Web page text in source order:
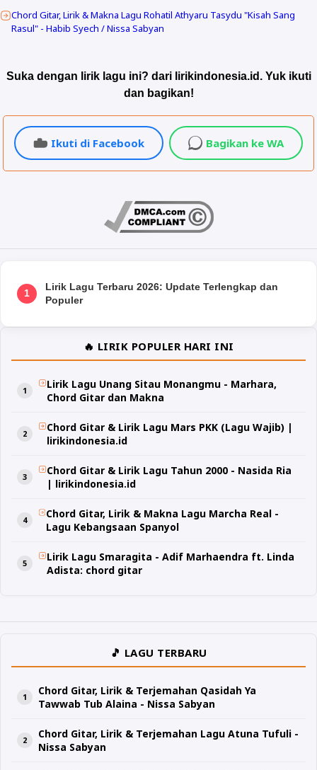
Chord Gitar, Lirik & Makna Lagu Rohatil Athyaru Tasydu "Kisah Sang
Rasul" - Habib Syech / Nissa Sabyan
Suka dengan lirik lagu ini? dari lirikindonesia.id. Yuk ikuti
dan bagikan!
Ikuti di Facebook Bagikan ke WA
1
Lirik Lagu Terbaru 2026: Update Terlengkap dan
Populer
🔥 LIRIK POPULER HARI INI
Lirik Lagu Unang Sitau Monangmu - Marhara,
Chord Gitar dan Makna
Chord Gitar & Lirik Lagu Mars PKK (Lagu Wajib) |
lirikindonesia.id
Chord Gitar & Lirik Lagu Tahun 2000 - Nasida Ria
| lirikindonesia.id
Chord Gitar, Lirik & Makna Lagu Marcha Real -
Lagu Kebangsaan Spanyol
Lirik Lagu Smaragita - Adif Marhaendra ft. Linda
Adista: chord gitar
🎵 LAGU TERBARU
Chord Gitar, Lirik & Terjemahan Qasidah Ya
Tawwab Tub Alaina - Nissa Sabyan
Chord Gitar, Lirik & Terjemahan Lagu Atuna Tufuli -
Nissa Sabyan